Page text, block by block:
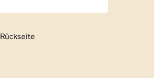
Zeige Folie 2
Rückseite